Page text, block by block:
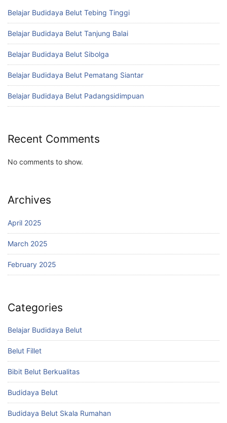
Belajar Budidaya Belut Tebing Tinggi
Belajar Budidaya Belut Tanjung Balai
Belajar Budidaya Belut Sibolga
Belajar Budidaya Belut Pematang Siantar
Belajar Budidaya Belut Padangsidimpuan
Recent Comments
No comments to show.
Archives
April 2025
March 2025
February 2025
Categories
Belajar Budidaya Belut
Belut Fillet
Bibit Belut Berkualitas
Budidaya Belut
Budidaya Belut Skala Rumahan